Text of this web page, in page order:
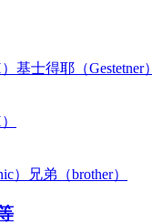
基士得耶（Gestetner）
）
兄弟（brother）